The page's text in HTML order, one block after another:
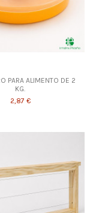
PARA ALIMENTO DE 2
KG.
2,87 €